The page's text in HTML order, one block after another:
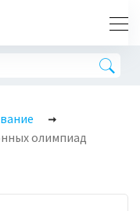
олимпиад